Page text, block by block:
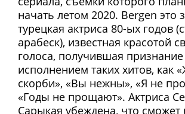
начать летом 2020. Bergen это
турецкая актриса 80-ых годов
арабеск), известная красотой
голоса, получившая признание
исполнением таких хитов, как
скорби», «Вы нежны», «Я не
«Годы не прощают». Актриса
Сарыкая убеждена, что сможет